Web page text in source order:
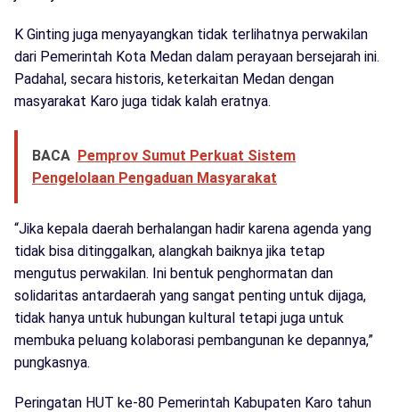
K Ginting juga menyayangkan tidak terlihatnya perwakilan
dari Pemerintah Kota Medan dalam perayaan bersejarah ini.
Padahal, secara historis, keterkaitan Medan dengan
masyarakat Karo juga tidak kalah eratnya.
BACA Pemprov Sumut Perkuat Sistem
Pengelolaan Pengaduan Masyarakat
“Jika kepala daerah berhalangan hadir karena agenda yang
tidak bisa ditinggalkan, alangkah baiknya jika tetap
mengutus perwakilan. Ini bentuk penghormatan dan
solidaritas antardaerah yang sangat penting untuk dijaga,
tidak hanya untuk hubungan kultural tetapi juga untuk
membuka peluang kolaborasi pembangunan ke depannya,”
pungkasnya.
Peringatan HUT ke-80 Pemerintah Kabupaten Karo tahun